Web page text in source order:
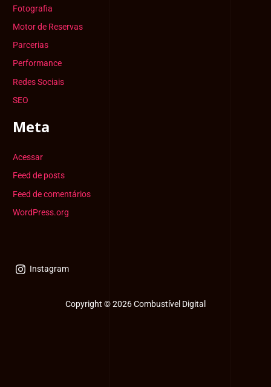
Fotografia
Motor de Reservas
Parcerias
Performance
Redes Sociais
SEO
Meta
Acessar
Feed de posts
Feed de comentários
WordPress.org
Instagram
Copyright © 2026 Combustível Digital